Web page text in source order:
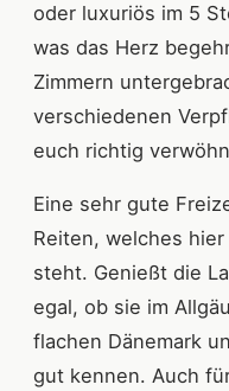
oder luxuriös im 5
was das Herz
Zimmern
verschiedenen
euch richtig
Eine sehr gute
Reiten, welches
steht. Genießt die
egal, ob sie im
flachen Dänemark
gut kennen. Auch